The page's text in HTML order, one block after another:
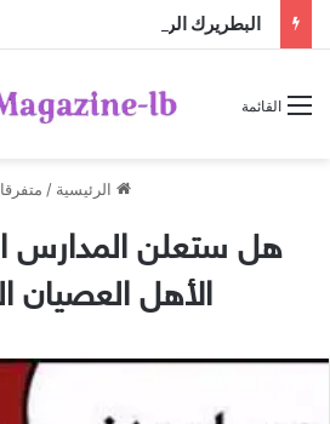
القائمة
الرئيسية /
هل ستعلن المدارس
الأهل العصيان